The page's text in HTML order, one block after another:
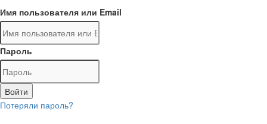
Имя пользователя или Email
Пароль
Войти
Потеряли пароль?